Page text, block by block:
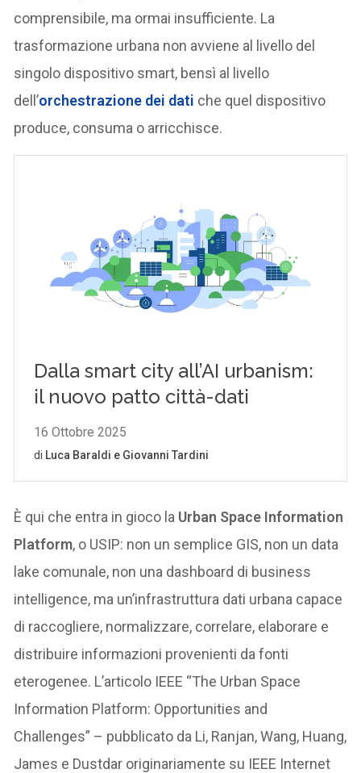
comprensibile, ma ormai insufficiente. La
trasformazione urbana non avviene al livello del
singolo dispositivo smart, bensì al livello
dell’orchestrazione dei dati che quel dispositivo
produce, consuma o arricchisce.
È qui che entra in gioco la Urban Space Information
Platform, o USIP: non un semplice GIS, non un data
lake comunale, non una dashboard di business
intelligence, ma un’infrastruttura dati urbana capace
di raccogliere, normalizzare, correlare, elaborare e
distribuire informazioni provenienti da fonti
eterogenee. L’articolo IEEE “The Urban Space
Information Platform: Opportunities and
Challenges” – pubblicato da Li, Ranjan, Wang, Huang,
James e Dustdar originariamente su IEEE Internet